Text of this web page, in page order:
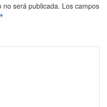
no será publicada. Los campos
*